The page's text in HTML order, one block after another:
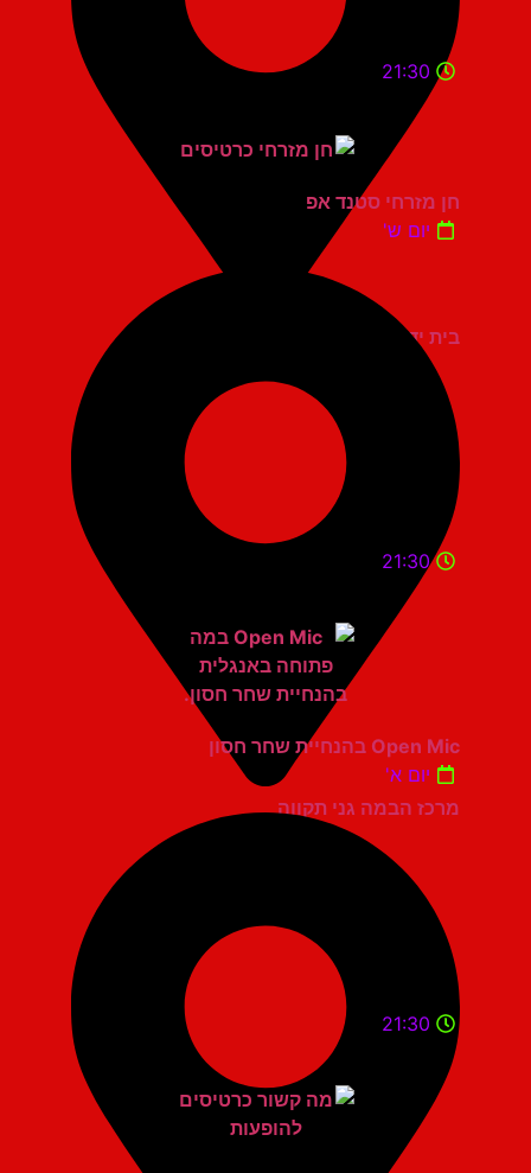
בית יד לבנים אשדוד
21:30
חן מזרחי סטנד אפ
יום ש'
מרכז הבמה גני תקווה
21:30
Open Mic בהנחיית שחר חסון
יום א'
21:30